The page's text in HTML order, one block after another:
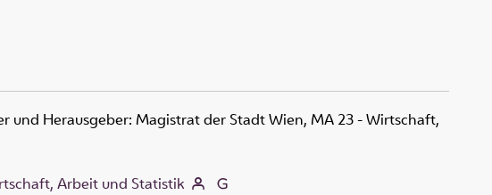
und Herausgeber: Magistrat der Stadt Wien, MA 23 - Wirtschaft,
Arbeit und Statistik